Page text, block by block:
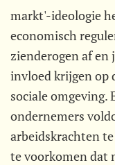
markt'-ideologie
economisch
zienderogen af en
invloed krijgen op
sociale omgeving.
ondernemers
arbeidskrachten
te voorkomen dat